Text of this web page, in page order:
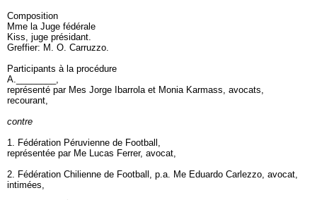
Composition
Mme la Juge fédérale
Kiss, juge présidant.
Greffier: M. O. Carruzzo.
Participants à la procédure
A.________,
représenté par Mes Jorge Ibarrola et Monia Karmass, avocats,
recourant,
contre
1. Fédération Péruvienne de Football,
représentée par Me Lucas Ferrer, avocat,
2. Fédération Chilienne de Football, p.a. Me Eduardo Carlezzo, avocat,
intimées,